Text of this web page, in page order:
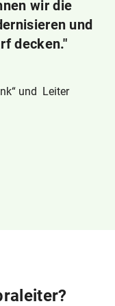
wir die
und
decken."
und Leiter